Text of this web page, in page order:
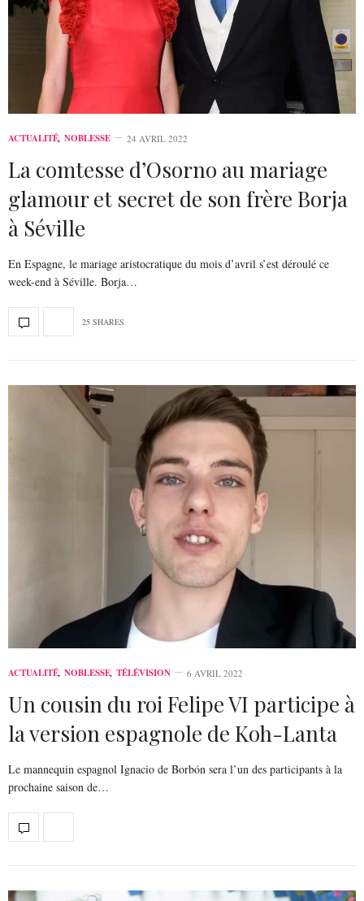
ACTUALITÉ, NOBLESSE 24 AVRIL 2022
La comtesse d’Osorno au mariage
glamour et secret de son frère Borja
à Séville
En Espagne, le mariage aristocratique du mois d’avril s’est déroulé ce
week-end à Séville. Borja…
25 SHARES
ACTUALITÉ, NOBLESSE, TÉLÉVISION 6 AVRIL 2022
Un cousin du roi Felipe VI participe à
la version espagnole de Koh-Lanta
Le mannequin espagnol Ignacio de Borbón sera l’un des participants à la
prochaine saison de…